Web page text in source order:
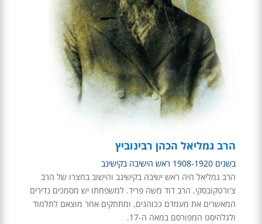
הרב גמליאל הכהן רבינוביץ
בשנים 1908-1920 ראש הישיבה בקישינב
הרב גמליאל היה ראש ישיבה בקישינב והישוב בחצרו של הרב
צ'ורטקובסקי, הרב דוד משה פריד. למשפחתו יש מסמכים נדירים
המאשרים את מעמדם ככוהנים, ומתחקים אחר מוצאם לתלמוד
ולגלהיסט המפורסם במאה ה-17.